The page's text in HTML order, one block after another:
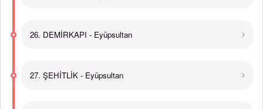
26. DEMİRKAPI - Eyüpsultan
27. ŞEHİTLİK - Eyüpsultan